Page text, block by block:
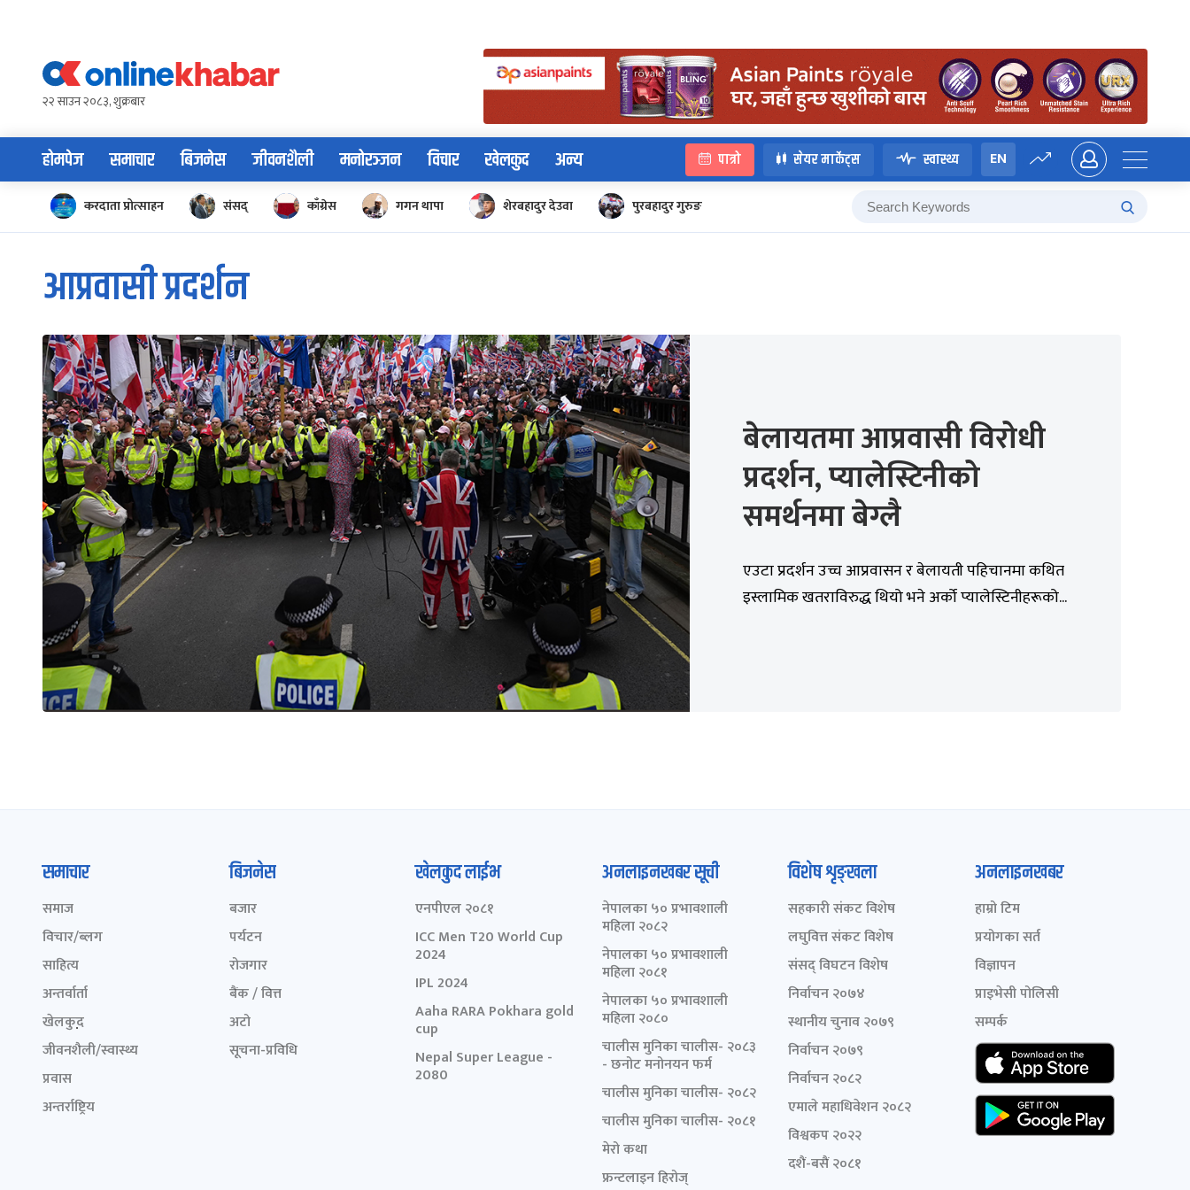
content२२ साउन २०८३, शुक्रबार
होमपेज समाचार बिजनेस जीवनशैली मनोरञ्जन विचार खेलकुद अन्य पात्रो सेयर मार्केट्स स्वास्थ्य EN
करदाता प्रोत्साहन संसद् काँग्रेस गगन थापा शेरबहादुर देउवा पुरबहादुर गुरुङ
आप्रवासी प्रदर्शन
बेलायतमा आप्रवासी विरोधी
प्रदर्शन, प्यालेस्टिनीको
समर्थनमा बेग्लै
एउटा प्रदर्शन उच्च आप्रवासन र बेलायती पहिचानमा कथित
इस्लामिक खतराविरुद्ध थियो भने अर्को प्यालेस्टिनीहरूको...
समाचार
समाज
विचार/ब्लग
साहित्य
अन्तर्वार्ता
खेलकुद़़
जीवनशैली/स्वास्थ्य
प्रवास
अन्तर्राष्ट्रिय
बिजनेस
बजार
पर्यटन
रोजगार
बैंक / वित्त
अटो
सूचना-प्रविधि
खेलकुद लाईभ
एनपीएल २०८१
ICC Men T20 World Cup
2024
IPL 2024
Aaha RARA Pokhara gold
cup
Nepal Super League -
2080
अनलाइनखबर सूची
नेपालका ५० प्रभावशाली
महिला २०८२
नेपालका ५० प्रभावशाली
महिला २०८१
नेपालका ५० प्रभावशाली
महिला २०८०
चालीस मुनिका चालीस- २०८३
- छनोट मनोनयन फर्म
चालीस मुनिका चालीस- २०८२
चालीस मुनिका चालीस- २०८१
मेरो कथा
फ्रन्टलाइन हिरोज्
विशेष शृङ्खला
सहकारी संकट विशेष
लघुवित्त संकट विशेष
संसद् विघटन विशेष
निर्वाचन २०७४
स्थानीय चुनाव २०७९
निर्वाचन २०७९
निर्वाचन २०८२
एमाले महाधिवेशन २०८२
विश्वकप २०२२
दशैं-बसैं २०८१
अनलाइनखबर
हाम्रो टिम
प्रयोगका सर्त
विज्ञापन
प्राइभेसी पोलिसी
सम्पर्क